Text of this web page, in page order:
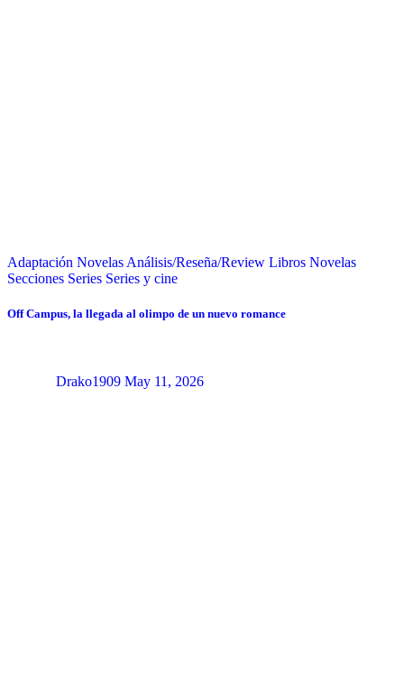
Adaptación Novelas Análisis/Reseña/Review Libros Novelas
Secciones Series Series y cine
Off Campus, la llegada al olimpo de un nuevo romance
Drako1909 May 11, 2026